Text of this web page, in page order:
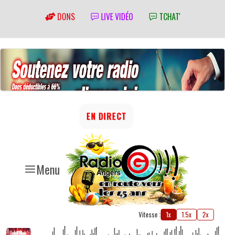
DONS LIVE VIDÉO TCHAT'
Menu
EN DIRECT
Vitesse : 1x 1.5x 2x